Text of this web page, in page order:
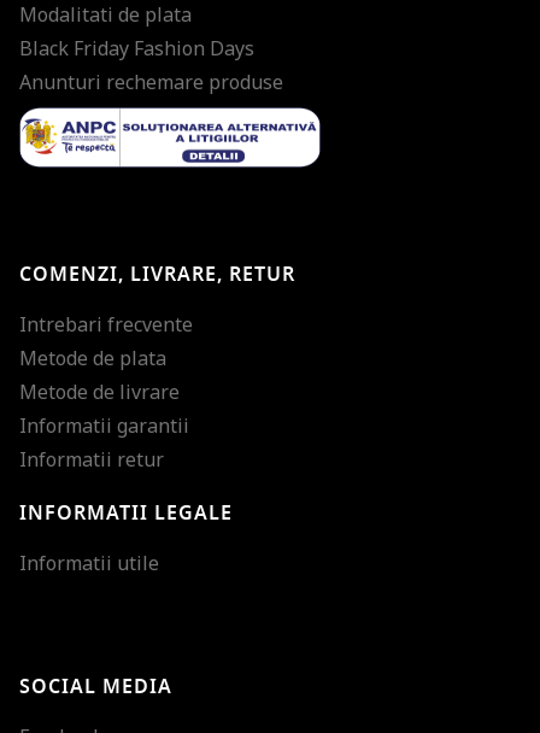
Modalitati de plata
Black Friday Fashion Days
Anunturi rechemare produse
COMENZI, LIVRARE, RETUR
Intrebari frecvente
Metode de plata
Metode de livrare
Informatii garantii
Informatii retur
INFORMATII LEGALE
Informatii utile
SOCIAL MEDIA